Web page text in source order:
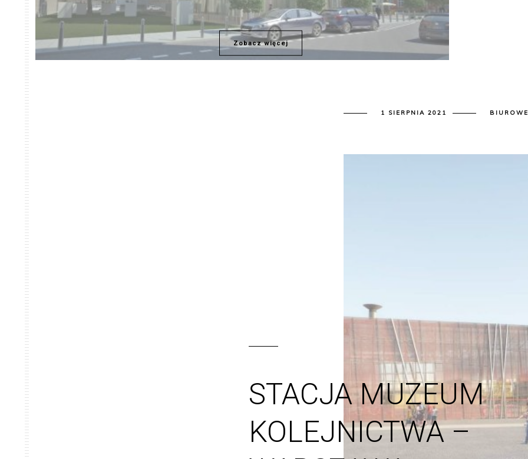
Zobacz więcej
1 SIERPNIA 2021
STACJA MUZEUM
KOLEJNICTWA –